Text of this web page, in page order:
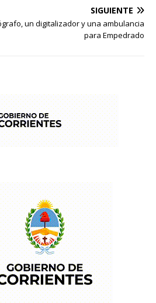
SIGUIENTE
un digitalizador y una ambulancia
para Empedrado